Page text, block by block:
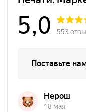
Печать Facepalm M